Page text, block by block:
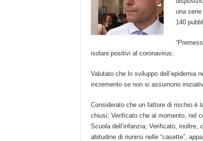
una
140
isolani positivi al coronavirus;
Valutato che lo sviluppo dell’epidemia
incremento se non si assumono
Considerato che un fattore di rischio è
chiusi; Verificato che al momento, nel
Scuola dell’infanzia; Verificato, inoltre,
abitudine di riunirsi nelle “casette”,